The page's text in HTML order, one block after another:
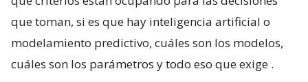
que toman, si es que hay inteligencia artificial o
modelamiento predictivo, cuáles son los modelos,
cuáles son los parámetros y todo eso que exige .